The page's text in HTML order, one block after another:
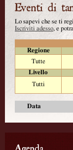
Lo sapevi che se ti
Iscriviti adesso, e
Regione
Tutte
Livello
Tutti
Data